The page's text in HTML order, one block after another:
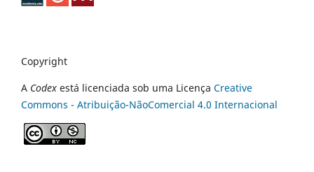
Copyright
A Codex está licenciada sob uma Licença Creative
Commons - Atribuição-NãoComercial 4.0 Internacional